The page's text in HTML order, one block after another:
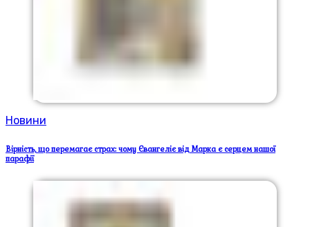
Новини
Вірність, що перемагає страх: чому Євангеліє від Марка є серцем нашої
парафії